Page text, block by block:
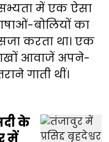
में एक ऐसा
बोलियों का
करता था। एक
आवाजें अपने-
गाती थीं।
के